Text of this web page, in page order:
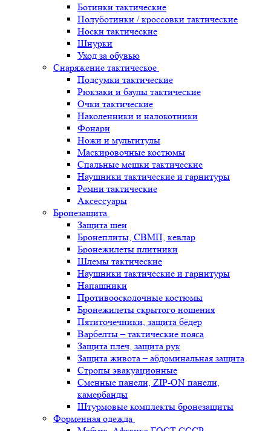
Ботинки тактические
Полуботинки / кроссовки тактические
Носки тактические
Шнурки
Уход за обувью
Снаряжение тактическое
Подсумки тактические
Рюкзаки и баулы тактические
Очки тактические
Наколенники и налокотники
Фонари
Ножи и мультитулы
Маскировочные костюмы
Спальные мешки тактические
Наушники тактические и гарнитуры
Ремни тактические
Аксессуары
Бронезащита
Защита шеи
Бронеплиты, СВМП, кевлар
Бронежилеты плитники
Шлемы тактические
Наушники тактические и гарнитуры
Напашники
Противоосколочные костюмы
Бронежилеты скрытого ношения
Пятиточечники, защита бёдер
Варбелты – тактические пояса
Защита плеч, защита рук
Защита живота – абдоминальная защита
Стропы эвакуационные
Сменные панели, ZIP-ON панели,
камербанды
Штурмовые комплекты бронезащиты
Форменная одежда